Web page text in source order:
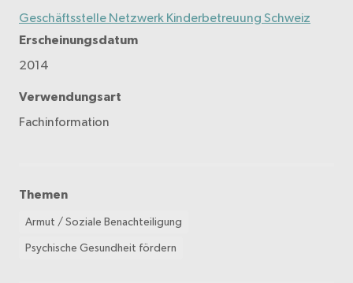
Geschäftsstelle Netzwerk Kinderbetreuung Schweiz
Erscheinungsdatum
2014
Verwendungsart
Fachinformation
Themen
Armut / Soziale Benachteiligung
Psychische Gesundheit fördern